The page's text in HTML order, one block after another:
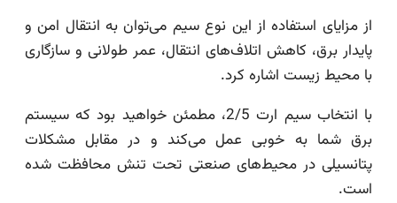
از مزایای استفاده از این نوع سیم می‌توان به انتقال امن و
پایدار برق، کاهش اتلاف‌های انتقال، عمر طولانی و سازگاری
با محیط زیست اشاره کرد.
با انتخاب سیم ارت 2/5، مطمئن خواهید بود که سیستم
برق شما به خوبی عمل می‌کند و در مقابل مشکلات
پتانسیلی در محیط‌های صنعتی تحت تنش محافظت شده
است.